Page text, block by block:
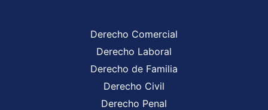
Derecho Comercial
Derecho Laboral
Derecho de Familia
Derecho Civil
Derecho Penal